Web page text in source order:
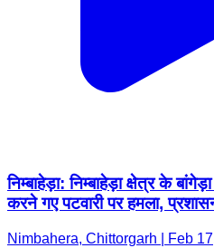
निम्बाहेड़ा: निम्बाहेड़ा क्षेत्र के
करने गए पटवारी पर हमला,
Nimbahera, Chittorgarh | Feb